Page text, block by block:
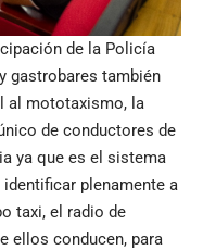
de la Policía
gastrobares también
al mototaxismo, la
de conductores de
ya que es el sistema
plenamente a
taxi, el radio de
ellos conducen, para